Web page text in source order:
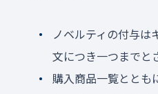
ノベルティの付与は
文につき一つまでと
購入商品一覧ととも